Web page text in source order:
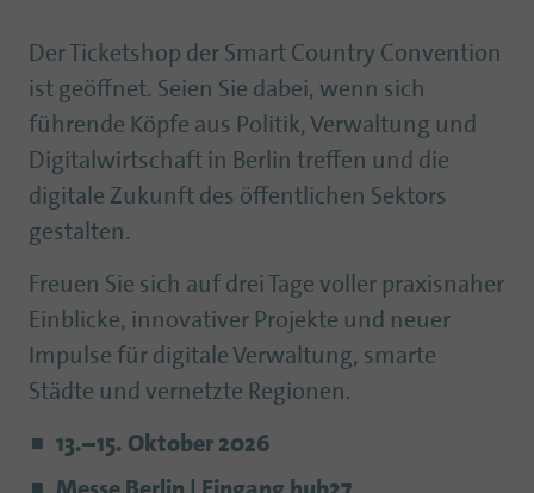
Der Ticketshop der Smart Country Convention
ist geöffnet. Seien Sie dabei, wenn sich
führende Köpfe aus Politik, Verwaltung und
Digitalwirtschaft in Berlin treffen und die
digitale Zukunft des öffentlichen Sektors
gestalten.
Freuen Sie sich auf drei Tage voller praxisnaher
Einblicke, innovativer Projekte und neuer
Impulse für digitale Verwaltung, smarte
Städte und vernetzte Regionen.
13.–15. Oktober 2026